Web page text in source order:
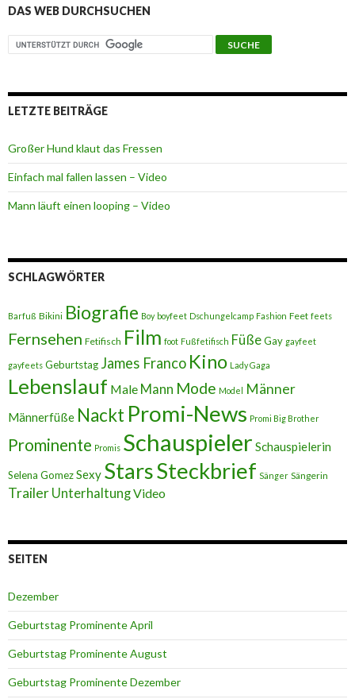
DAS WEB DURCHSUCHEN
LETZTE BEITRÄGE
Großer Hund klaut das Fressen
Einfach mal fallen lassen – Video
Mann läuft einen looping – Video
SCHLAGWÖRTER
Barfuß Bikini Biografie Boy boyfeet Dschungelcamp Fashion Feet feets
Fernsehen Fetifisch Film foot Fußfetifisch FüßeGay gayfeet
gayfeets Geburtstag James Franco Kino Lady Gaga
Lebenslauf Male Mann Mode Model Männer
Männerfüße Nackt Promi-News Promi Big Brother
Prominente Promis Schauspieler Schauspielerin
Selena GomezSexy StarsSteckbrief Sänger Sängerin
Trailer UnterhaltungVideo
SEITEN
Dezember
Geburtstag Prominente April
Geburtstag Prominente August
Geburtstag Prominente Dezember